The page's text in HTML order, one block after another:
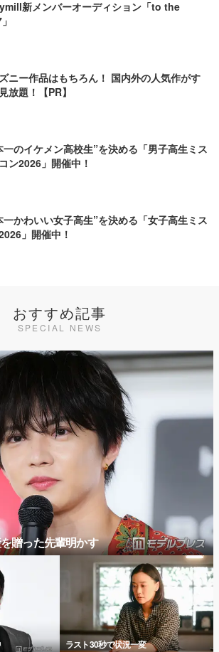
新メンバーオーディション「to the
ニー作品はもちろん！ 国内外の人気作がす
放題！【PR】
一のイケメン高校生”を決める「男子高生ミス
ン2026」開催中！
一かわいい女子高生”を決める「女子高生ミス
」開催中！
おすすめ記事
SPECIAL NEWS
贈った先輩明かす
ラスト30秒で状況一変